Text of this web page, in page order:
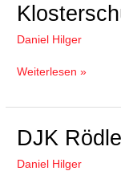
Daniel Hilger
Klosterschützen
Wechterswinkel
Weiterlesen »
DJK
Daniel Hilger
DJK
Rödles